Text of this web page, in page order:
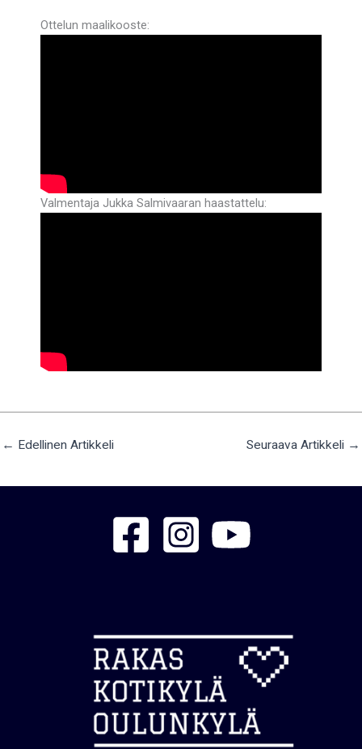
Ottelun maalikooste:
Valmentaja Jukka Salmivaaran haastattelu:
← Edellinen Artikkeli Seuraava Artikkeli →